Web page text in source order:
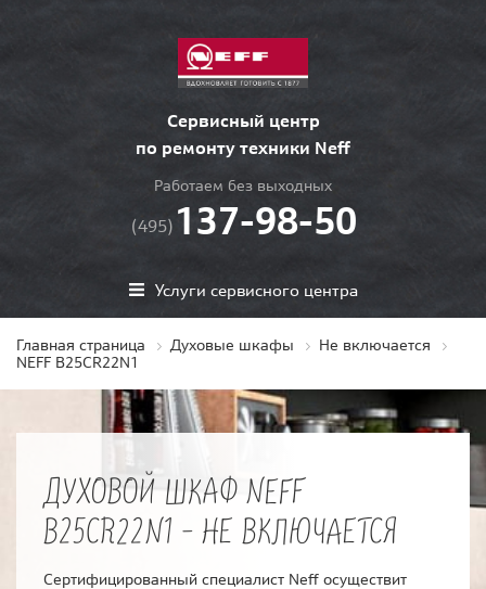
Сервисный центр
по ремонту техники Neff
Работаем без выходных
(495) 137-98-50
Услуги сервисного центра
Главная страница Духовые шкафы
Не включается
NEFF B25CR22N1
ДУХОВОЙ ШКАФ NEFF
B25CR22N1 - НЕ ВКЛЮЧАЕТСЯ
Сертифицированный специалист Neff осуществит